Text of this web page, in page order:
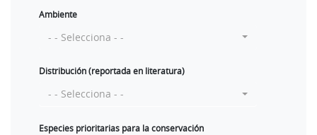
Ambiente
- - Selecciona - -
Distribución (reportada en literatura)
- - Selecciona - -
Especies prioritarias para la conservación